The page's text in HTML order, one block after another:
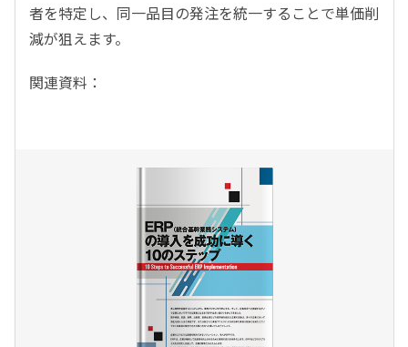
者を特定し、同一品目の発注を統一することで単価削
減が狙えます。
関連資料：